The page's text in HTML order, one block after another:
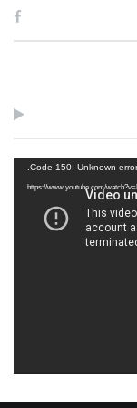
وصحبه وسلم
Code 150: Unknown error.